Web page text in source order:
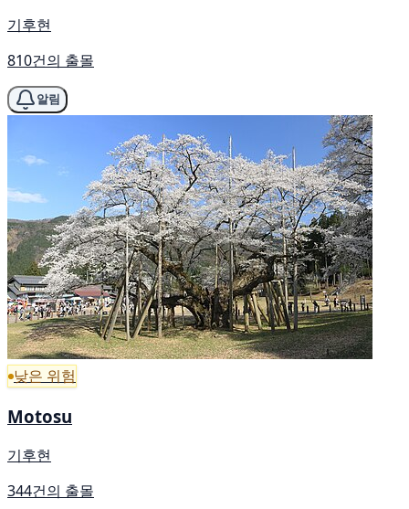
기후현
810건의 출몰
알림
낮은 위험
Motosu
기후현
344건의 출몰